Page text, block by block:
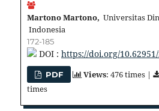
Martono Martono, Universitas
Indonesia
172-185
DOI : https://doi.org/
PDF Views: 476 times |
times